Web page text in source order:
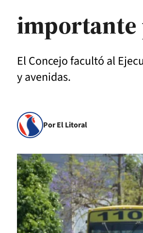
importante
El Concejo facultó al
y avenidas.
Por El Litoral